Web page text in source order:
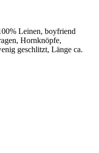
Leinen, boyfriend
Hornknöpfe,
geschlitzt, Länge ca.